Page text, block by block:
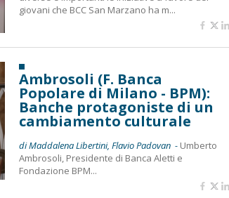
giovani che BCC San Marzano ha m...
Ambrosoli (F. Banca
Popolare di Milano - BPM):
Banche protagoniste di un
cambiamento culturale
di Maddalena Libertini, Flavio Padovan - Umberto
Ambrosoli, Presidente di Banca Aletti e
Fondazione BPM...